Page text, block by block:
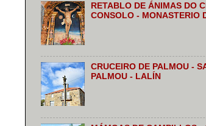
RETABLO DE ÁNIMAS DO
CONSOLO - MONASTERIO
CRUCEIRO DE PALMOU -
PALMOU - LALÍN